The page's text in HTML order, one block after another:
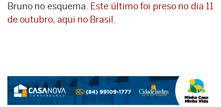
Bruno no esquema. Este último foi preso no dia 11
de outubro, aqui no Brasil.